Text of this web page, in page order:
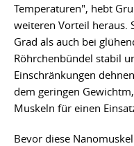
Temperaturen", hebt
weiteren Vorteil heraus.
Grad als auch bei
Röhrchenbündel stabil
Einschränkungen
dem geringen
Muskeln für einen
Bevor diese